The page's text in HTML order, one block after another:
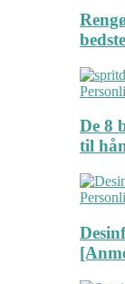
De 8
til